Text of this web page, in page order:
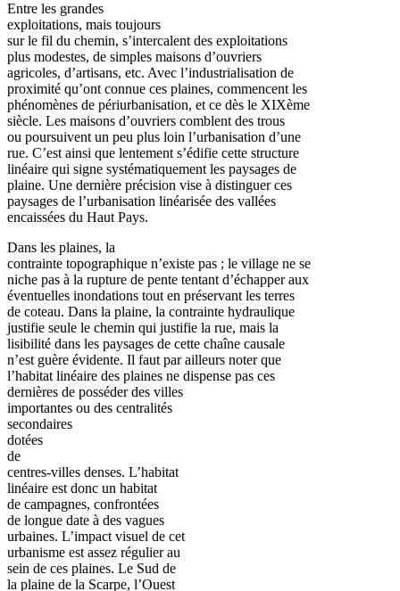
Entre les grandes
exploitations, mais toujours
sur le fil du chemin, s’intercalent des exploitations
plus modestes, de simples maisons d’ouvriers
agricoles, d’artisans, etc. Avec l’industrialisation de
proximité qu’ont connue ces plaines, commencent les
phénomènes de périurbanisation, et ce dès le XIXème
siècle. Les maisons d’ouvriers comblent des trous
ou poursuivent un peu plus loin l’urbanisation d’une
rue. C’est ainsi que lentement s’édifie cette structure
linéaire qui signe systématiquement les paysages de
plaine. Une dernière précision vise à distinguer ces
paysages de l’urbanisation linéarisée des vallées
encaissées du Haut Pays.
Dans les plaines, la
contrainte topographique n’existe pas ; le village ne se
niche pas à la rupture de pente tentant d’échapper aux
éventuelles inondations tout en préservant les terres
de coteau. Dans la plaine, la contrainte hydraulique
justifie seule le chemin qui justifie la rue, mais la
lisibilité dans les paysages de cette chaîne causale
n’est guère évidente. Il faut par ailleurs noter que
l’habitat linéaire des plaines ne dispense pas ces
dernières de posséder des villes
importantes ou des centralités
secondaires
dotées
de
centres-villes denses. L’habitat
linéaire est donc un habitat
de campagnes, confrontées
de longue date à des vagues
urbaines. L’impact visuel de cet
urbanisme est assez régulier au
sein de ces plaines. Le Sud de
la plaine de la Scarpe, l’Ouest